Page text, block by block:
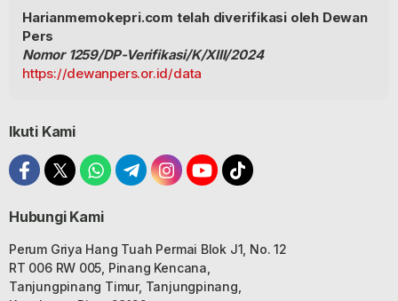
Harianmemokepri.com telah diverifikasi oleh Dewan
Pers
Nomor 1259/DP-Verifikasi/K/XIII/2024
https://dewanpers.or.id/data
Ikuti Kami
Hubungi Kami
Perum Griya Hang Tuah Permai Blok J1, No. 12
RT 006 RW 005, Pinang Kencana,
Tanjungpinang Timur, Tanjungpinang,